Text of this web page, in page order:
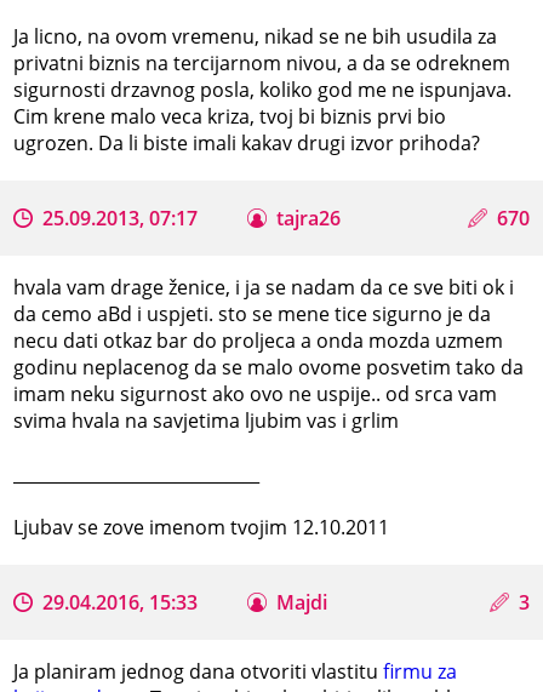
Ja licno, na ovom vremenu, nikad se ne bih usudila za
privatni biznis na tercijarnom nivou, a da se odreknem
sigurnosti drzavnog posla, koliko god me ne ispunjava.
Cim krene malo veca kriza, tvoj bi biznis prvi bio
ugrozen. Da li biste imali kakav drugi izvor prihoda?
25.09.2013, 07:17 tajra26 670
hvala vam drage ženice, i ja se nadam da ce sve biti ok i
da cemo aBd i uspjeti. sto se mene tice sigurno je da
necu dati otkaz bar do proljeca a onda mozda uzmem
godinu neplacenog da se malo ovome posvetim tako da
imam neku sigurnost ako ovo ne uspije.. od srca vam
svima hvala na savjetima ljubim vas i grlim
Ljubav se zove imenom tvojim 12.10.2011
29.04.2016, 15:33 Majdi 3
Ja planiram jednog dana otvoriti vlastitufirmu za